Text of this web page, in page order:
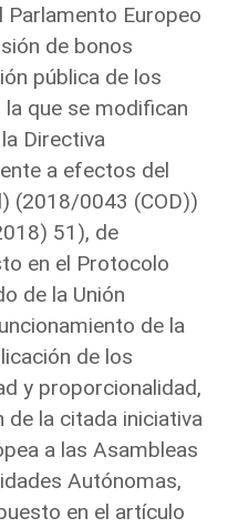
Parlamento Europeo
de bonos
pública de los
que se modifican
Directiva
a efectos del
(2018/0043 (COD))
51), de
en el Protocolo
de la Unión
de la
de los
y proporcionalidad,
la citada iniciativa
a las Asambleas
Autónomas,
en el artículo